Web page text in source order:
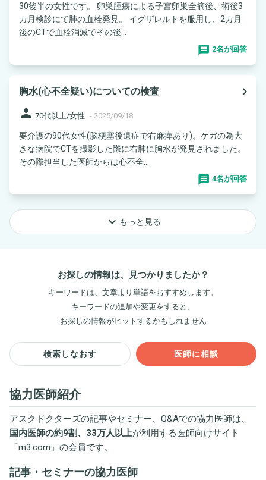
30後半の女性です。 卵巣腫瘍による子宮卵巣全摘後、術後3
カ月検診にて肺の血栓発見。 イグザレルトを服用し、2カ月
後のCTで血栓消滅でその後...
2名が回答
胸水(心不全疑い)についての検査
navigate_next
person 70代以上/女性 - 2025/09/18
要介護の90代女性(脳梗塞後遺症で右麻痺あり)。ケガの為大
きな病院でCTを撮影した際に右肺に胸水が発見されました。
その際担当した医師からは心不全...
4名が回答
keyboard_arrow_down もっと見る
お探しの情報は、見つかりましたか？
キーワードは、文章より単語をおすすめします。
キーワードの追加や変更をすると、
お探しの情報がヒットするかもしれません
検索しなおす 医師に相談
協力医師紹介
アスクドクターズの記事やセミナー、Q&Aでの協力医師は、
国内医師の約9割、33万人以上が利用する医師向けサイト
「m3.com 」の会員です。
記事・セミナーの協力医師